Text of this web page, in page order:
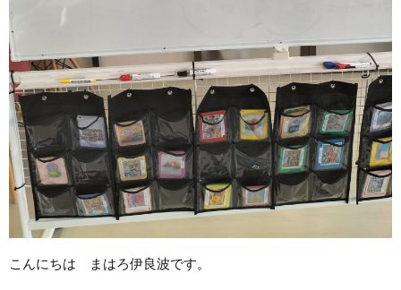
こんにちは まはろ伊良波です。